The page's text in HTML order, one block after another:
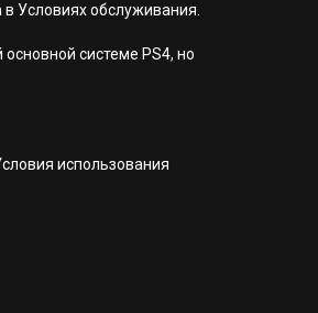
Условиях обслуживания.
системе PS4, но
использования